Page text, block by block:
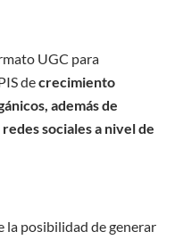
UGC para
decrecimiento
además de
sociales a nivel de
la posibilidad de generar